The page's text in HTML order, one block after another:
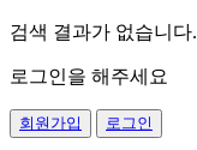
검색 결과가 없습니다.
로그인을 해주세요
회원가입 로그인